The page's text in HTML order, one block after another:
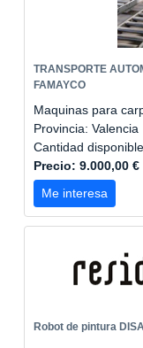
TRANSPORTE
FAMAYCO
Maquinas para
Provincia: Valencia
Cantidad
Precio: 9.000,00 €
Me interesa
Robot de pintura